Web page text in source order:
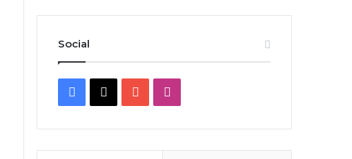
Social
Facebook
X YouTube